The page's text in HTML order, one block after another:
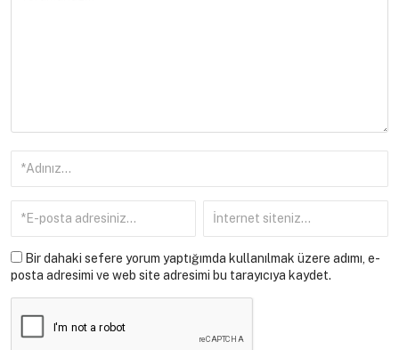
Bir dahaki sefere yorum yaptığımda kullanılmak üzere adımı, e-
posta adresimi ve web site adresimi bu tarayıcıya kaydet.